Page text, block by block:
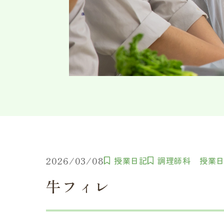
2026/03/08 授業日記 調理師科 授業
牛フィレ